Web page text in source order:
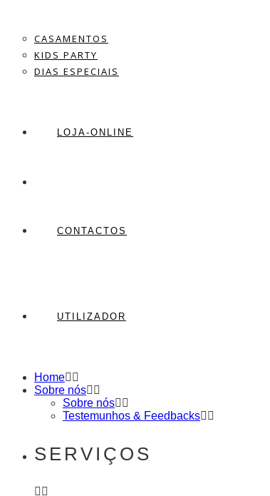
CASAMENTOS
KIDS PARTY
DIAS ESPECIAIS
LOJA-ONLINE
CONTACTOS
UTILIZADOR
Home
Sobre nós
Sobre nós
Testemunhos & Feedbacks
SERVIÇOS